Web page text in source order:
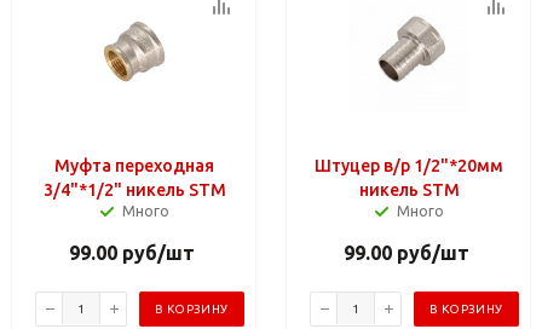
Муфта переходная
3/4"*1/2" никель STM
Много
99.00 руб/шт
В КОРЗИНУ
Штуцер в/р 1/2"*20мм
никель STM
Много
99.00 руб/шт
В КОРЗИНУ